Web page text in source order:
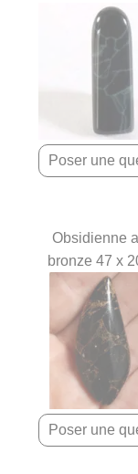
Obsidienne
bronze 47 x
mm.